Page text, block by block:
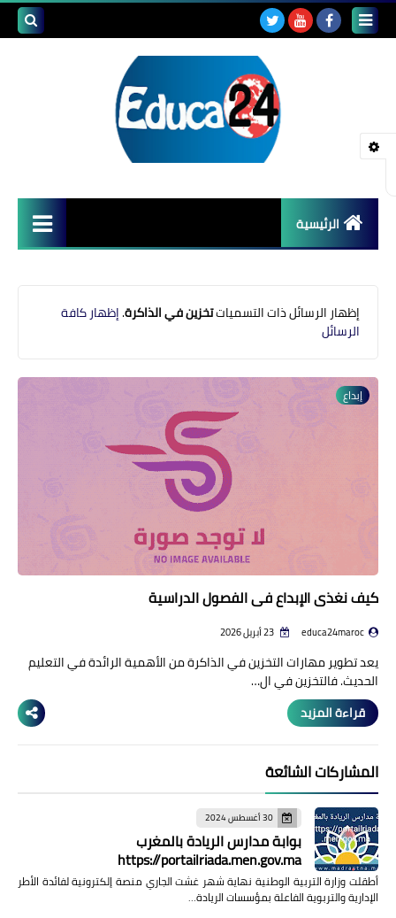
الرئيسية
قضايا تربوية
مشاكل التعليم
منوعات إخبارية
مواضيع تربوية
وثائق تربوية
الشؤون الاجتماعية لأسرة
التعليم
‏إظهار الرسائل ذات التسمياتتخزين في الذاكرة.إظهار كافة
الرسائل
إبداع
كيف نغذي الإبداع في الفصول الدراسية
educa24maroc
يعد تطوير مهارات التخزين في الذاكرة من الأهمية الرائدة في التعليم
الحديث. فالتخزين في ال…
قراءة المزيد
المشاركات الشائعة
30 أغسطس 2024
بوابة مدارس الريادة بالمغرب
https://portailriada.men.gov.ma
أطقلت وزارة التربية الوطنية نهاية شهر غشت الجاري منصة إلكترونية لفائدة الأطر
الإدارية والتربوية الفاعلة بمؤسسات الريادة…